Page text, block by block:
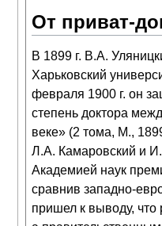
От приват-
В 1899 г. В.А.
Харьковский
февраля 1900 г. он
степень доктора
веке» (2 тома, М.,
Л.А. Камаровский и
Академией наук
сравнив западно-
пришел к выводу, что